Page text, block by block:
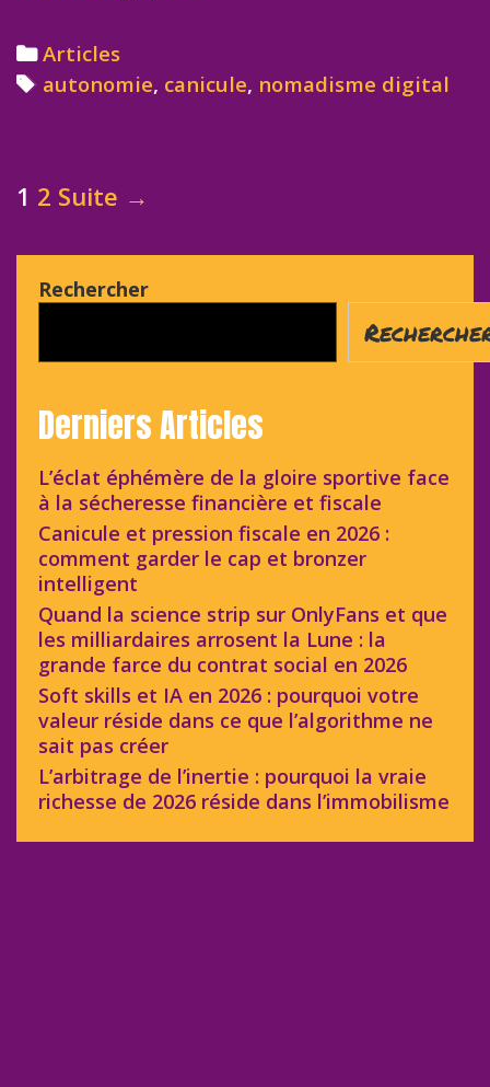
Categories
Articles
Tags
autonomie, canicule, nomadisme digital
Post
1 2 Suite →
Rechercher
Derniers Articles
L’éclat éphémère de la gloire sportive face
à la sécheresse financière et fiscale
Canicule et pression fiscale en 2026 :
comment garder le cap et bronzer
intelligent
Quand la science strip sur OnlyFans et que
les milliardaires arrosent la Lune : la
grande farce du contrat social en 2026
Soft skills et IA en 2026 : pourquoi votre
valeur réside dans ce que l’algorithme ne
sait pas créer
L’arbitrage de l’inertie : pourquoi la vraie
richesse de 2026 réside dans l’immobilisme